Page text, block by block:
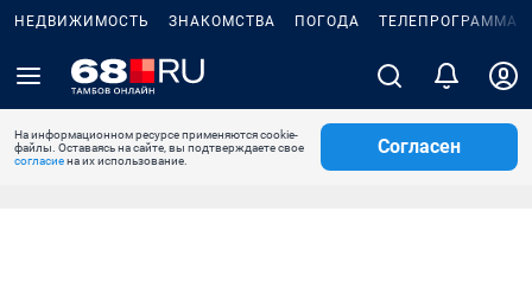
НЕДВИЖИМОСТЬ ЗНАКОМСТВА ПОГОДА ТЕЛЕПРОГРАММА
На информационном ресурсе применяются cookie-
файлы. Оставаясь на сайте, вы подтверждаете свое
согласиена их использование.
Согласен